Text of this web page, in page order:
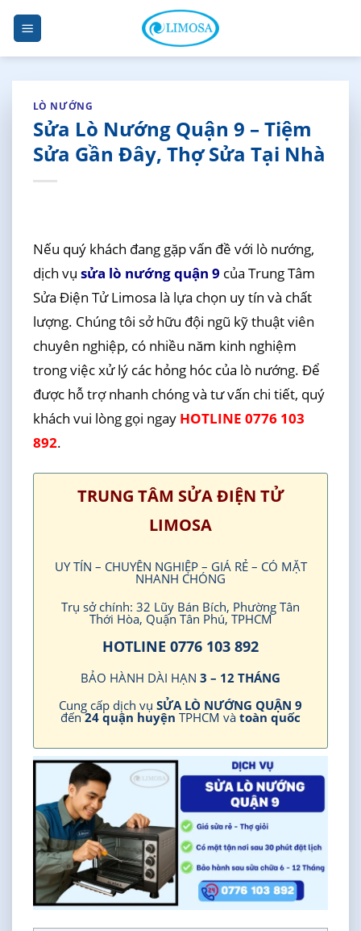
Skip
content
LÒ NƯỚNG
Sửa Lò Nướng Quận 9 – Tiệm
Sửa Gần Đây, Thợ Sửa Tại Nhà
Nếu quý khách đang gặp vấn đề với lò nướng,
dịch vụ sửa lò nướng quận 9 của Trung Tâm
Sửa Điện Tử Limosa là lựa chọn uy tín và chất
lượng. Chúng tôi sở hữu đội ngũ kỹ thuật viên
chuyên nghiệp, có nhiều năm kinh nghiệm
trong việc xử lý các hỏng hóc của lò nướng. Để
được hỗ trợ nhanh chóng và tư vấn chi tiết, quý
khách vui lòng gọi ngay HOTLINE 0776 103
892.
TRUNG TÂM SỬA ĐIỆN TỬ
LIMOSA
UY TÍN – CHUYÊN NGHIỆP – GIÁ RẺ – CÓ MẶT
NHANH CHÓNG
Trụ sở chính: 32 Lũy Bán Bích, Phường Tân
Thới Hòa, Quận Tân Phú, TPHCM
HOTLINE 0776 103 892
BẢO HÀNH DÀI HẠN 3 – 12 THÁNG
Cung cấp dịch vụ SỬA LÒ NƯỚNG QUẬN 9
đến24 quận huyện TPHCM và toàn quốc